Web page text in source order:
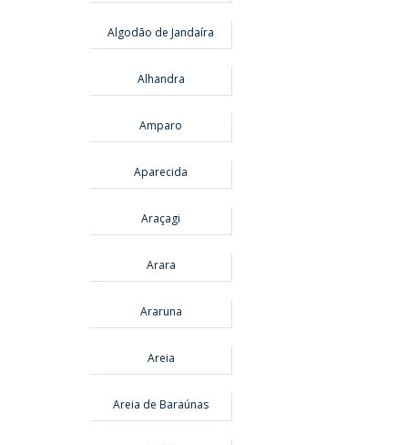
Algodão de Jandaíra
Alhandra
Amparo
Aparecida
Araçagi
Arara
Araruna
Areia
Areia de Baraúnas